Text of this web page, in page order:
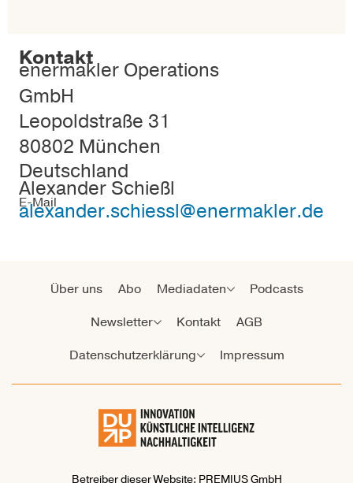
Kontakt
enermakler Operations
GmbH
Leopoldstraße 31
80802 München
Deutschland
Alexander Schießl
E-Mail
alexander.schiessl@enermakler.de
Über uns Abo Mediadaten
Podcasts
Newsletter
Kontakt
AGB
Datenschutzerklärung
Impressum
Betreiber dieser Website: PREMIUS GmbH